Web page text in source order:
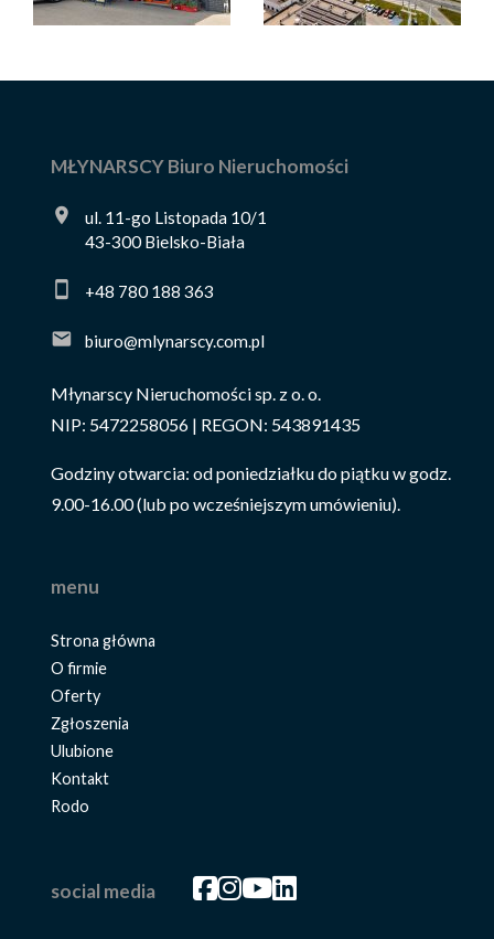
MŁYNARSCY Biuro Nieruchomości
ul. 11-go Listopada 10/1
43-300 Bielsko-Biała
+48 780 188 363
biuro@mlynarscy.com.pl
Młynarscy Nieruchomości sp. z o. o.
NIP: 5472258056 | REGON: 543891435
Godziny otwarcia: od poniedziałku do piątku w godz.
9.00-16.00 (lub po wcześniejszym umówieniu).
menu
Strona główna
O firmie
Oferty
Zgłoszenia
Ulubione
Kontakt
Rodo
social media Facebook
Facebook
Facebook
Facebook